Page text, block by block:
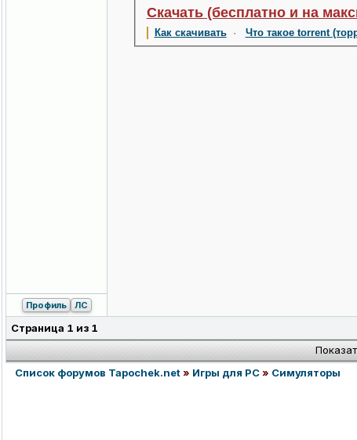
Скачать (бесплатно и на
Как скачивать· Что такое torrent
Профиль ЛС
Страница 1 из 1
Список форумов Tapochek.net» Игры для PC» Симуляторы